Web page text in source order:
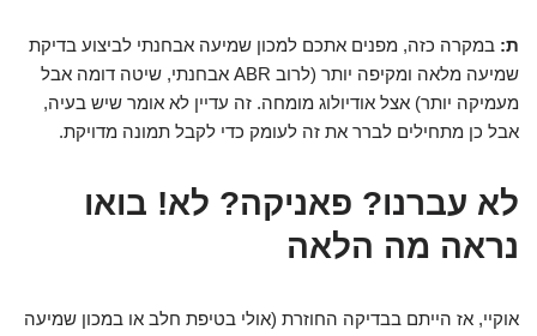
ת: במקרה כזה, מפנים אתכם למכון שמיעה אבחנתי לביצוע בדיקת
שמיעה מלאה ומקיפה יותר (לרוב ABR אבחנתי, שיטה דומה אבל
מעמיקה יותר) אצל אודיולוג מומחה. זה עדיין לא אומר שיש בעיה,
אבל כן מתחילים לברר את זה לעומק כדי לקבל תמונה מדויקת.
לא עברנו? פאניקה? לא! בואו
נראה מה הלאה
אוקיי, אז הייתם בבדיקה החוזרת (אולי בטיפת חלב או במכון שמיעה